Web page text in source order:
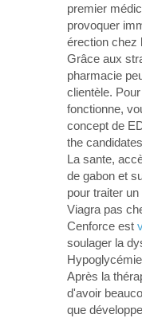
premier
provoquer
érection chez
Grâce aux
pharmacie
clientèle.
fonctionne,
concept de
the
La sante,
de gabon et
pour traiter
Viagra pas
Cenforce est
soulager la
Après la
d'avoir
que